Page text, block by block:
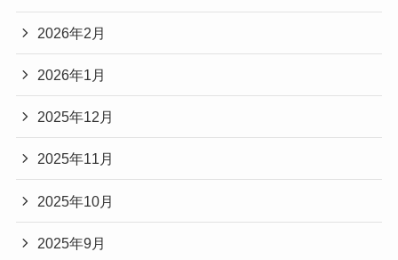
2026年2月
2026年1月
2025年12月
2025年11月
2025年10月
2025年9月